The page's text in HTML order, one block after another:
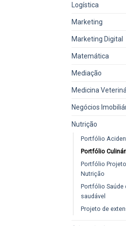
Logística
Marketing
Marketing Digital
Matemática
Mediação
Medicina
Negócios
Nutrição
Portfólio
Portfólio
Portfólio
Nutrição
Portfólio Saúde
saudável
Projeto de